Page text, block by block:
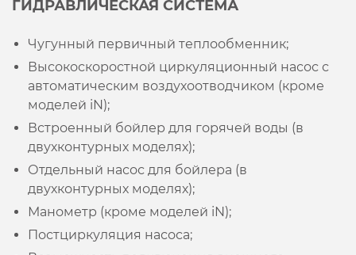
ГИДРАВЛИЧЕСКАЯ СИСТЕМА
Чугунный первичный теплообменник;
Высокоскоростной циркуляционный насос с
автоматическим воздухоотводчиком (кроме
моделей iN);
Встроенный бойлер для горячей воды (в
двухконтурных моделях);
Отдельный насос для бойлера (в
двухконтурных моделях);
Манометр (кроме моделей iN);
Постциркуляция насоса;